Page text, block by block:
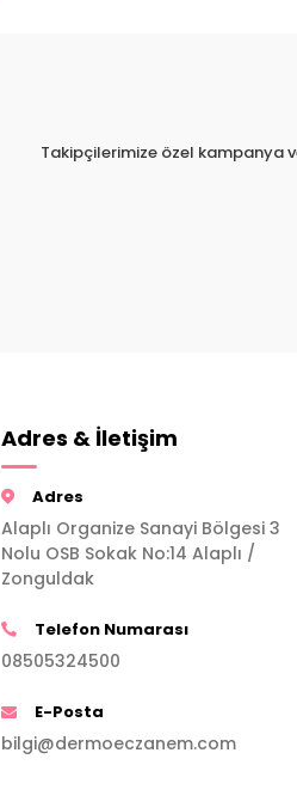
Takipçilerimize özel kampanya
Adres & İletişim
Adres
Alaplı Organize Sanayi Bölgesi 3
Nolu OSB Sokak No:14 Alaplı /
Zonguldak
Telefon Numarası
08505324500
E-Posta
bilgi@dermoeczanem.com